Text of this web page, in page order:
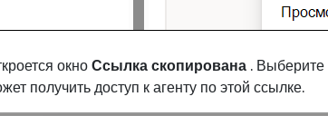
окноСсылка скопирована . Выберите
получить доступ к агенту по этой ссылке.